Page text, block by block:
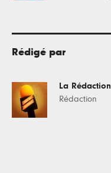
Rédigé par
La Rédaction
Rédaction